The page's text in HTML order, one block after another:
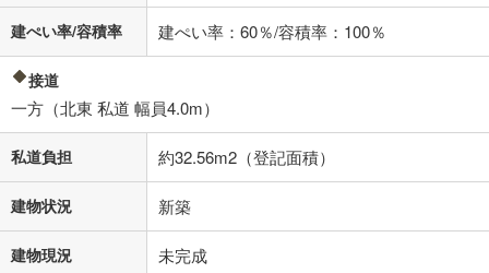
閉じる
建ぺい率/容積率 建ぺい率：60％/容積率：100％
接道
一方（北東 私道 幅員4.0m）
私道負担 約32.56m2（登記面積）
建物状況 新築
建物現況 未完成